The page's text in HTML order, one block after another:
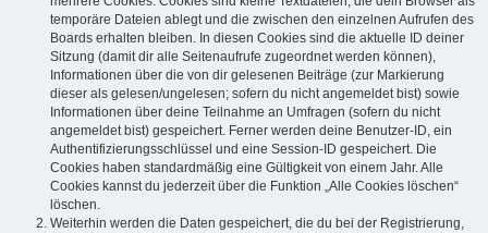
temporäre Dateien ablegt und die zwischen den einzelnen Aufrufen des
Boards erhalten bleiben. In diesen Cookies sind die aktuelle ID deiner
Sitzung (damit dir alle Seitenaufrufe zugeordnet werden können),
Informationen über die von dir gelesenen Beiträge (zur Markierung
dieser als gelesen/ungelesen; sofern du nicht angemeldet bist) sowie
Informationen über deine Teilnahme an Umfragen (sofern du nicht
angemeldet bist) gespeichert. Ferner werden deine Benutzer-ID, ein
Authentifizierungsschlüssel und eine Session-ID gespeichert. Die
Cookies haben standardmäßig eine Gültigkeit von einem Jahr. Alle
Cookies kannst du jederzeit über die Funktion „Alle Cookies löschen“
löschen.
Weiterhin werden die Daten gespeichert, die du bei der Registrierung,